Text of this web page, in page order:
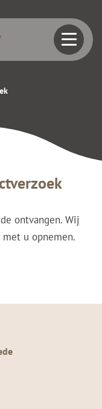
ontvangen. Wij
u opnemen.